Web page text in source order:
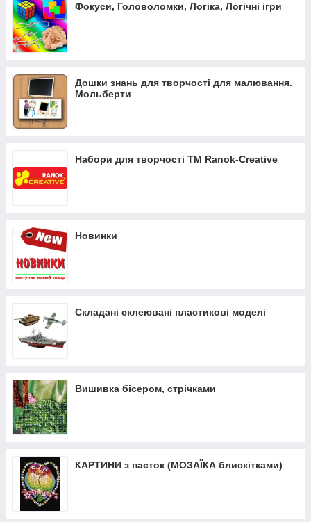
Фокуси, Головоломки, Логіка, Логічні ігри
Дошки знань для творчості для малювання.
Мольберти
Набори для творчості ТМ Ranok-Creative
Новинки
Складані склеювані пластикові моделі
Вишивка бісером, стрічками
КАРТИНИ з паєток (МОЗАЇКА блискітками)